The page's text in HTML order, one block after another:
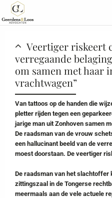
Veertiger riskeert
verregaande
om samen met haar
vrachtwagen”
Van tattoos op de handen die
pletter rijden tegen een
jarige man uit Zonhoven samen
De raadsman van de vrouw
een hallucinant beeld van de
moest doorstaan. De veertiger
De raadsman van het slachtoffer
zittingszaal in de Tongerse
meermaals aan de vele actuele